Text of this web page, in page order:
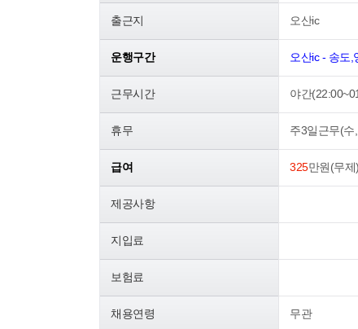
출근지 오산ic
운행구간 오산ic - 송도,
근무시간 야간
휴무 주3일근무(수
급여 325만원(무제)
제공사항
지입료
보험료
채용연령 무관